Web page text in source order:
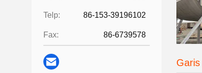
Telp: 86-153-39196102
Fax: 86-6739578